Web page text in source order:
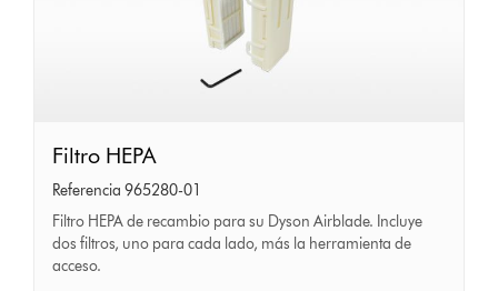
HEPA
Filtro HEPA
Referencia 965280-01
Filtro HEPA de recambio para su Dyson Airblade. Incluye
dos filtros, uno para cada lado, más la herramienta de
acceso.